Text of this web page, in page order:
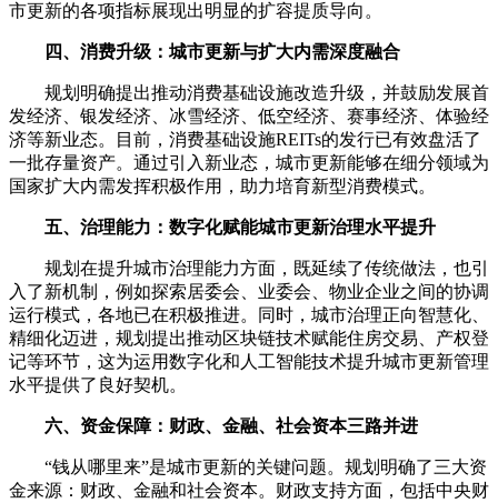
市更新的各项指标展现出明显的扩容提质导向。
四、消费升级：城市更新与扩大内需深度融合
规划明确提出推动消费基础设施改造升级，并鼓励发展首
发经济、银发经济、冰雪经济、低空经济、赛事经济、体验经
济等新业态。目前，消费基础设施REITs的发行已有效盘活了
一批存量资产。通过引入新业态，城市更新能够在细分领域为
国家扩大内需发挥积极作用，助力培育新型消费模式。
五、治理能力：数字化赋能城市更新治理水平提升
规划在提升城市治理能力方面，既延续了传统做法，也引
入了新机制，例如探索居委会、业委会、物业企业之间的协调
运行模式，各地已在积极推进。同时，城市治理正向智慧化、
精细化迈进，规划提出推动区块链技术赋能住房交易、产权登
记等环节，这为运用数字化和人工智能技术提升城市更新管理
水平提供了良好契机。
六、资金保障：财政、金融、社会资本三路并进
“钱从哪里来”是城市更新的关键问题。规划明确了三大资
金来源：财政、金融和社会资本。财政支持方面，包括中央财